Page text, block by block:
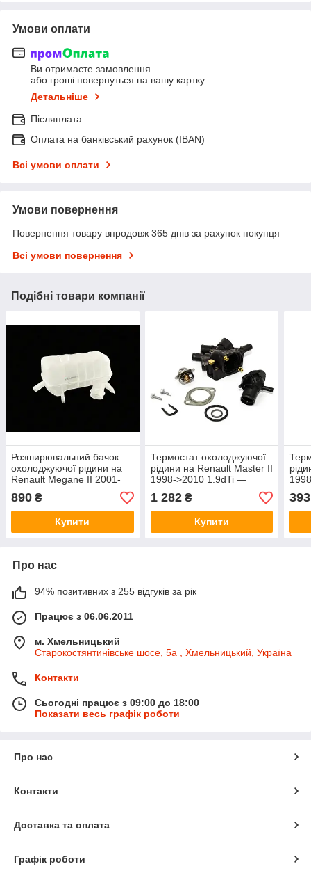
Умови оплати
Ви отримаєте замовлення
або гроші повернуться на вашу картку
Детальніше
Післяплата
Оплата на банківський рахунок (IBAN)
Всі умови оплати
Умови повернення
Повернення товару впродовж 365 днів за рахунок покупця
Всі умови повернення
Подібні товари компанії
Розширювальний бачок
охолоджуючої рідини на
Renault Megane II 2001-
>2009 1.9 dCi+1.6 16V+2.0
- STC - T403678
890 ₴
Купити
Термостат охолоджуючої
рідини на Renault Master II
1998->2010 1.9dTi —
7701474248
1 282₴
Купити
393
Про нас
94% позитивних з 255 відгуків за рік
Працює з 06.06.2011
м. Хмельницький
Старокостянтинівське шосе, 5а , Хмельницький, Україна
Контакти
Сьогодні працює з 09:00 до 18:00
Показати весь графік роботи
Про нас
Контакти
Доставка та оплата
Графік роботи